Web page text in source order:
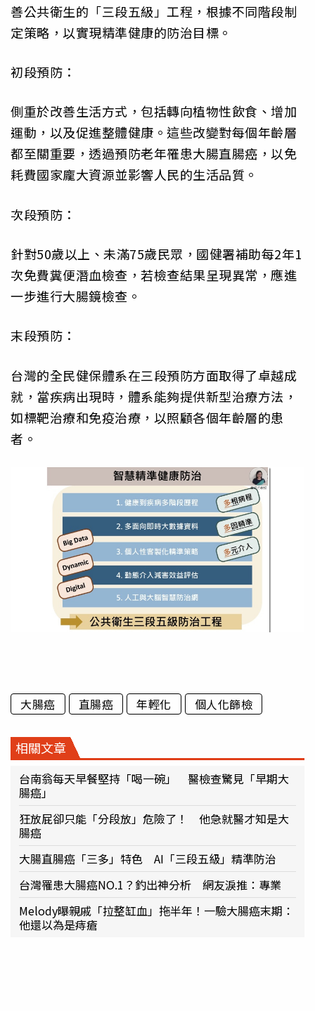
善公共衛生的「三段五級」工程，根據不同階段制
定策略，以實現精準健康的防治目標。
初段預防：
側重於改善生活方式，包括轉向植物性飲食、增加
運動，以及促進整體健康。這些改變對每個年齡層
都至關重要，透過預防老年罹患大腸直腸癌，以免
耗費國家龐大資源並影響人民的生活品質。
次段預防：
針對50歲以上、未滿75歲民眾，國健署補助每2年1
次免費糞便潛血檢查，若檢查結果呈現異常，應進
一步進行大腸鏡檢查。
末段預防：
台灣的全民健保體系在三段預防方面取得了卓越成
就，當疾病出現時，體系能夠提供新型治療方法，
如標靶治療和免疫治療，以照顧各個年齡層的患
者。
大腸癌 直腸癌 年輕化 個人化篩檢
相關文章
台南翁每天早餐堅持「喝一碗」 醫檢查驚見「早期大
腸癌」
狂放屁卻只能「分段放」危險了！ 他急就醫才知是大
腸癌
大腸直腸癌「三多」特色 AI「三段五級」精準防治
台灣罹患大腸癌NO.1？釣出神分析 網友淚推：專業
Melody曝親戚「拉整缸血」拖半年！一驗大腸癌末期：
他還以為是痔瘡